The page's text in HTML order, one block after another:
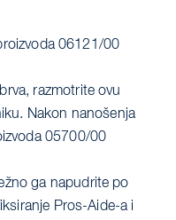
06121/00
razmotrite ovu
Nakon nanošenja
05700/00
ga napudrite po
Pros-Aide-a i